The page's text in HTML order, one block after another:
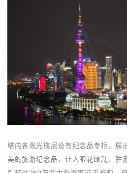
塔内各观光楼层设有纪念品专柜，展
美的旅游纪念品，让人眼花缭乱、驻